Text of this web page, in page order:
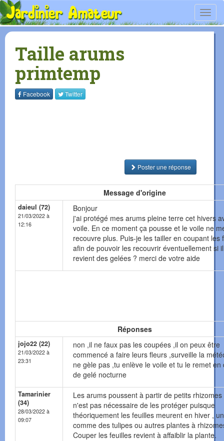
Taille arums
primtemp
Facebook Twitter
Poster une réponse
Message d'origine
daieul (72)
21/03/2022 à
12:16
Bonjour
j'ai protégé mes arums pleine terre cet hivers
voile. En ce moment ça pousse et le voile ne
recouvre plus. Puis-je les tailler en coupant les
afin de pouvoir les recouvrir éventuellement si il
revient des gelées ? merci de votre aide
Réponses
jojo22 (22)
21/03/2022 à
23:31
non ,il ne faux pas les coupées ,il on peux être
commencé a faire leurs fleurs ,surveille la
ne gèle pas ,tu enlève le voile et tu le remet en
de gelé nocturne
Tamarinier
(34)
28/03/2022 à
09:07
Les arums poussent à partir de petits rhizomes
n'est pas nécessaire de les protéger puisque
théoriquement les feuilles meurent en hiver ,
comme des tulipes ou autres plantes à
Couper les feuilles revient à affaiblir la plante.